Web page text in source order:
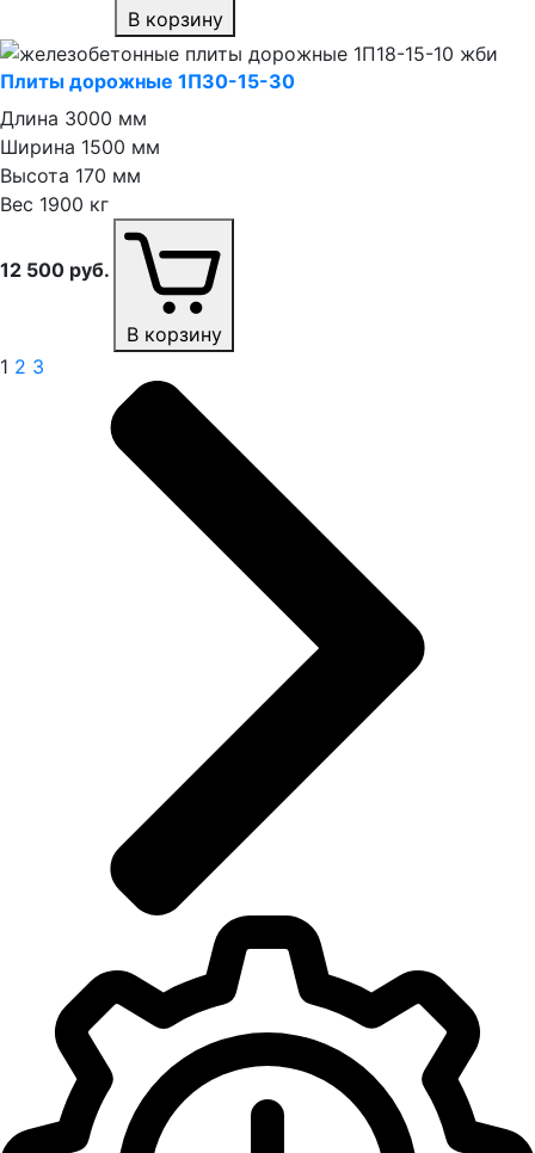
В корзину
Плиты дорожные 1П30⁠-⁠15⁠-⁠30
Длина 3000 мм
Ширина 1500 мм
Высота 170 мм
Вес 1900 кг
12 500 руб.
В корзину
1 2 3